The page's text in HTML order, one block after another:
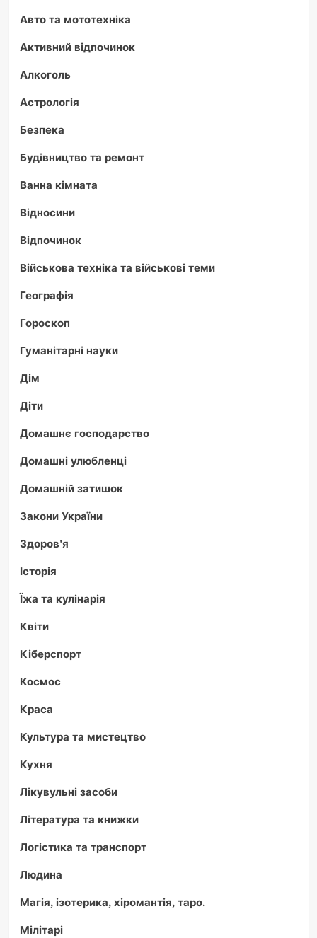
Авто та мототехніка
Активний відпочинок
Алкоголь
Астрологія
Безпека
Будівництво та ремонт
Ванна кімната
Відносини
Відпочинок
Військова техніка та військові теми
Географія
Гороскоп
Гуманітарні науки
Дім
Діти
Домашнє господарство
Домашні улюбленці
Домашній затишок
Закони України
Здоров'я
Історія
Їжа та кулінарія
Квіти
Кіберспорт
Космос
Краса
Культура та мистецтво
Кухня
Лікувульні засоби
Література та книжки
Логістика та транспорт
Людина
Магія, ізотерика, хіромантія, таро.
Мілітарі